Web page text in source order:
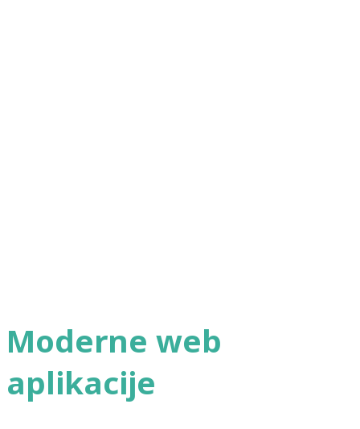
Moderne web
aplikacije